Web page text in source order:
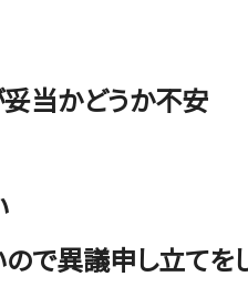
当かどうか不安
で異議申し立てを